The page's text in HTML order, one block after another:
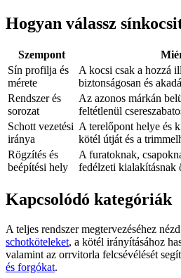
Hogyan válassz
Szempont
Sín profilja és
mérete
A kocsi csak a hozzá
biztonságosan és
Rendszer és
sorozat
Az azonos márkán
feltétlenül
Schott vezetési
iránya
A terelőpont helye és
kötél útját és a
Rögzítés és
beépítési hely
A furatoknak,
fedélzeti kialakításnak
Kapcsolódó kategóriák
A teljes rendszer megtervezéséhez
schotköteleket, a kötél irányításához
valamint az orrvitorla felcsévélését
és forgókat.